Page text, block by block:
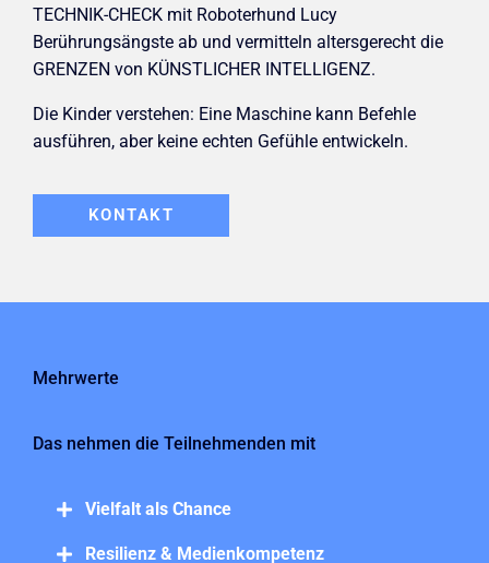
TECHNIK-CHECK mit Roboterhund Lucy
Berührungsängste ab und vermitteln altersgerecht die
GRENZEN von KÜNSTLICHER INTELLIGENZ.
Die Kinder verstehen: Eine Maschine kann Befehle
ausführen, aber keine echten Gefühle entwickeln.
KONTAKT
Mehrwerte
Das nehmen die Teilnehmenden mit
Vielfalt als Chance
Resilienz & Medienkompetenz